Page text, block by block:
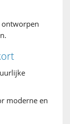
ontworpen
moderne en